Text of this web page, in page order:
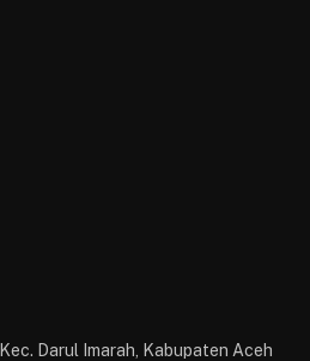
Darul Imarah, Kabupaten Aceh